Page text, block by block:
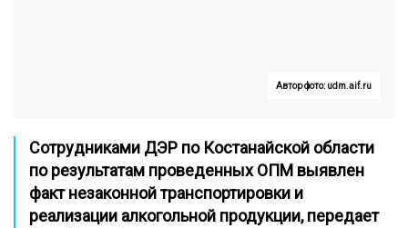
Автор фото: udm.aif.ru
Сотрудниками ДЭР по Костанайской области
по результатам проведенных ОПМ выявлен
факт незаконной транспортировки и
реализации алкогольной продукции, передает